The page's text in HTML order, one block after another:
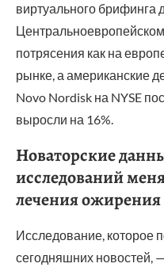
виртуального брифинга
потрясения как на
рынке, а американские
Novo Nordisk на NYSE
выросли на 16%.
Новаторские
исследований
лечения ожирения
Исследование, которое
сегодняшних новостей,